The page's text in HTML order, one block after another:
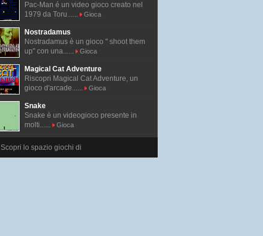
Pac-Man é un video gioco creato nel
1979 da Toru......
Gioca
Nostradamus
Nostradamus è un gioco " shoot them
up" con una......
Gioca
Magical Cat Adventure
Riscopri Magical Cat Adventure, un
gioco d'arcade......
Gioca
Snake
Snake è un videogioco presente in
molti......
Gioca
Scopri lo spazio giochi di